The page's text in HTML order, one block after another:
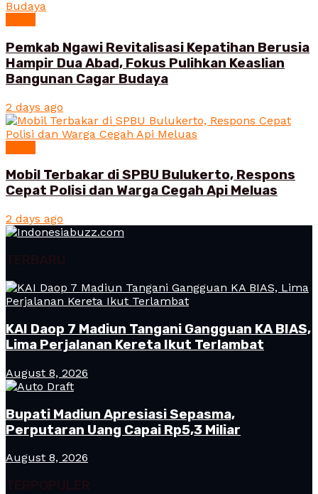
Pemkab Ngawi Revitalisasi Kepatihan Berusia
Hampir Dua Abad, Fokus Pulihkan Keaslian
Bangunan Cagar Budaya
2 days ago
Mobil Terbakar di SPBU Bulukerto, Respons
Cepat Polisi dan Warga Cegah Api Meluas
2 days ago
TERBARU
KAI Daop 7 Madiun Tangani Gangguan KA BIAS,
Lima Perjalanan Kereta Ikut Terlambat
August 8, 2026
Bupati Madiun Apresiasi Sepasma,
Perputaran Uang Capai Rp5,3 Miliar
August 8, 2026
TERPOPULER